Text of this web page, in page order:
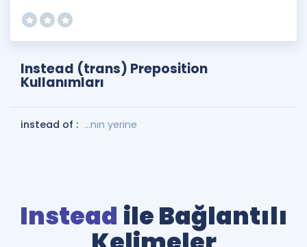
Instead (trans) Preposition
Kullanımları
instead of : ...nın yerine
Instead ile Bağlantılı